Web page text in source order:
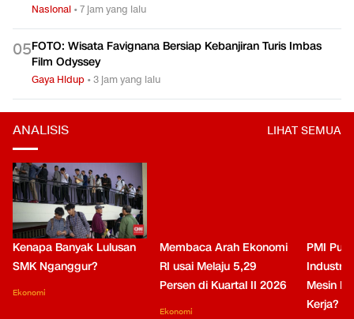
Nasional •7 jam yang lalu
05FOTO: Wisata Favignana Bersiap Kebanjiran Turis Imbas
Film Odyssey
Gaya Hidup •3 jam yang lalu
ANALISIS LIHAT SEMUA
Kenapa Banyak Lulusan
SMK Nganggur?
Ekonomi
Membaca Arah Ekonomi
RI usai Melaju 5,29
Persen di Kuartal II 2026
Ekonomi
PMI
Industri
Mesin
Kerja?